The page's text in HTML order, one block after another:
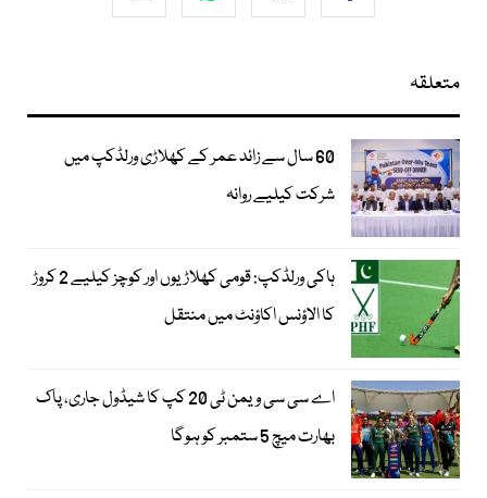
متعلقہ
60 سال سے زائد عمر کے کھلاڑی ورلڈکپ میں
شرکت کیلیے روانہ
ہاکی ورلڈکپ: قومی کھلاڑیوں اور کوچز کیلیے 2 کروڑ
کا الاؤنس اکاؤنٹ میں منتقل
اے سی سی ویمن ٹی 20 کپ کا شیڈول جاری، پاک
بھارت میچ 5 ستمبر کو ہوگا